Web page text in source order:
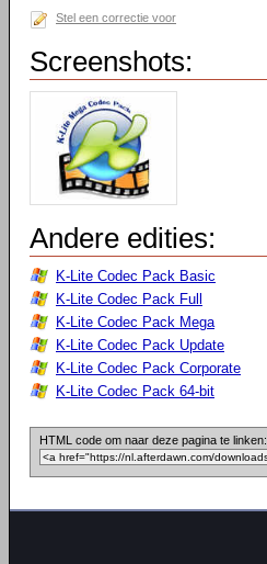
Stel een correctie voor
Screenshots:
Andere edities:
K-Lite Codec Pack Basic
K-Lite Codec Pack Full
K-Lite Codec Pack Mega
K-Lite Codec Pack Update
K-Lite Codec Pack Corporate
K-Lite Codec Pack 64-bit
HTML code om naar deze pagina te linken: